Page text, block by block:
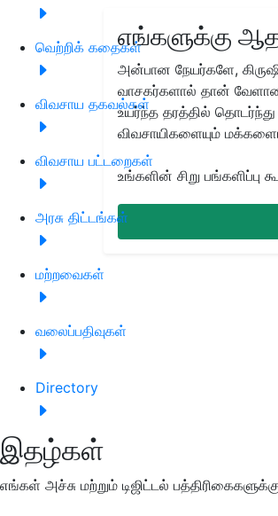
வெற்றிக் கதைகள்
விவசாய தகவல்கள்
விவசாய பட்டறைகள்
அரசு திட்டங்கள்
மற்றவைகள்
வலைப்பதிவுகள்
Directory
இதழ்கள்
எங்கள் அச்சு மற்றும் டிஜிட்டல் பத்திரிகைகளுக்கு
எங்களுக்கு
அன்பான நேயர்களே,
வாசகர்களால் தான் வேளாண்
உயர்ந்த தரத்தில்
விவசாயிகளையும்
உங்களின் சிறு